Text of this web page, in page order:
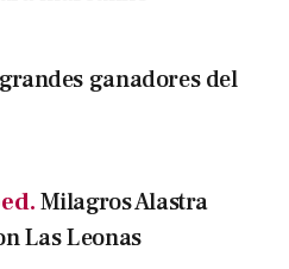
ganadores del
Milagros Alastra
Las Leonas